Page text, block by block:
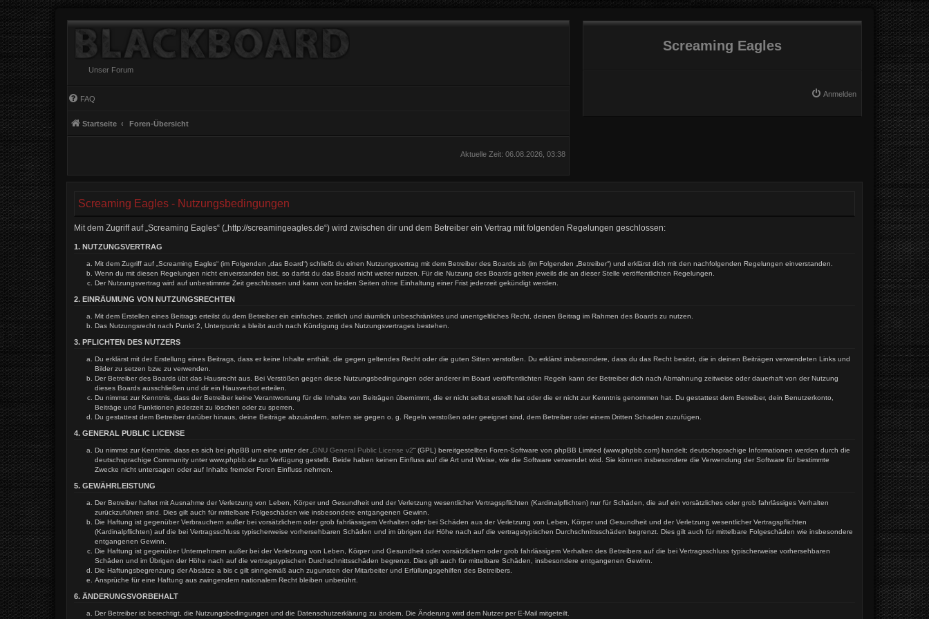
Unser Forum
Screaming Eagles
Anmelden
FAQ
Startseite Foren-Übersicht
Aktuelle Zeit: 06.08.2026, 03:38
Screaming Eagles - Nutzungsbedingungen
Mit dem Zugriff auf „Screaming Eagles“ („http://screamingeagles.de“) wird zwischen dir und dem Betreiber ein Vertrag mit folgenden Regelungen geschlossen:
1. NUTZUNGSVERTRAG
Mit dem Zugriff auf „Screaming Eagles“ (im Folgenden „das Board“) schließt du einen Nutzungsvertrag mit dem Betreiber des Boards ab (im Folgenden „Betreiber“) und erklärst dich mit den nachfolgenden Regelungen einverstanden.
Wenn du mit diesen Regelungen nicht einverstanden bist, so darfst du das Board nicht weiter nutzen. Für die Nutzung des Boards gelten jeweils die an dieser Stelle veröffentlichten Regelungen.
Der Nutzungsvertrag wird auf unbestimmte Zeit geschlossen und kann von beiden Seiten ohne Einhaltung einer Frist jederzeit gekündigt werden.
2. EINRÄUMUNG VON NUTZUNGSRECHTEN
Mit dem Erstellen eines Beitrags erteilst du dem Betreiber ein einfaches, zeitlich und räumlich unbeschränktes und unentgeltliches Recht, deinen Beitrag im Rahmen des Boards zu nutzen.
Das Nutzungsrecht nach Punkt 2, Unterpunkt a bleibt auch nach Kündigung des Nutzungsvertrages bestehen.
3. PFLICHTEN DES NUTZERS
Du erklärst mit der Erstellung eines Beitrags, dass er keine Inhalte enthält, die gegen geltendes Recht oder die guten Sitten verstoßen. Du erklärst insbesondere, dass du das Recht besitzt, die in deinen Beiträgen verwendeten Links und
Bilder zu setzen bzw. zu verwenden.
Der Betreiber des Boards übt das Hausrecht aus. Bei Verstößen gegen diese Nutzungsbedingungen oder anderer im Board veröffentlichten Regeln kann der Betreiber dich nach Abmahnung zeitweise oder dauerhaft von der Nutzung
dieses Boards ausschließen und dir ein Hausverbot erteilen.
Du nimmst zur Kenntnis, dass der Betreiber keine Verantwortung für die Inhalte von Beiträgen übernimmt, die er nicht selbst erstellt hat oder die er nicht zur Kenntnis genommen hat. Du gestattest dem Betreiber, dein Benutzerkonto,
Beiträge und Funktionen jederzeit zu löschen oder zu sperren.
Du gestattest dem Betreiber darüber hinaus, deine Beiträge abzuändern, sofern sie gegen o. g. Regeln verstoßen oder geeignet sind, dem Betreiber oder einem Dritten Schaden zuzufügen.
4. GENERAL PUBLIC LICENSE
Du nimmst zur Kenntnis, dass es sich bei phpBB um eine unter der „ GNU General Public License v2“ (GPL) bereitgestellten Foren-Software von phpBB Limited (www.phpbb.com) handelt; deutschsprachige Informationen werden durch die
deutschsprachige Community unter www.phpbb.de zur Verfügung gestellt. Beide haben keinen Einfluss auf die Art und Weise, wie die Software verwendet wird. Sie können insbesondere die Verwendung der Software für bestimmte
Zwecke nicht untersagen oder auf Inhalte fremder Foren Einfluss nehmen.
5. GEWÄHRLEISTUNG
Der Betreiber haftet mit Ausnahme der Verletzung von Leben, Körper und Gesundheit und der Verletzung wesentlicher Vertragspflichten (Kardinalpflichten) nur für Schäden, die auf ein vorsätzliches oder grob fahrlässiges Verhalten
zurückzuführen sind. Dies gilt auch für mittelbare Folgeschäden wie insbesondere entgangenen Gewinn.
Die Haftung ist gegenüber Verbrauchern außer bei vorsätzlichem oder grob fahrlässigem Verhalten oder bei Schäden aus der Verletzung von Leben, Körper und Gesundheit und der Verletzung wesentlicher Vertragspflichten
(Kardinalpflichten) auf die bei Vertragsschluss typischerweise vorhersehbaren Schäden und im übrigen der Höhe nach auf die vertragstypischen Durchschnittsschäden begrenzt. Dies gilt auch für mittelbare Folgeschäden wie insbesondere
entgangenen Gewinn.
Die Haftung ist gegenüber Unternehmern außer bei der Verletzung von Leben, Körper und Gesundheit oder vorsätzlichem oder grob fahrlässigem Verhalten des Betreibers auf die bei Vertragsschluss typischerweise vorhersehbaren
Schäden und im Übrigen der Höhe nach auf die vertragstypischen Durchschnittsschäden begrenzt. Dies gilt auch für mittelbare Schäden, insbesondere entgangenen Gewinn.
Die Haftungsbegrenzung der Absätze a bis c gilt sinngemäß auch zugunsten der Mitarbeiter und Erfüllungsgehilfen des Betreibers.
Ansprüche für eine Haftung aus zwingendem nationalem Recht bleiben unberührt.
6. ÄNDERUNGSVORBEHALT
Der Betreiber ist berechtigt, die Nutzungsbedingungen und die Datenschutzerklärung zu ändern. Die Änderung wird dem Nutzer per E-Mail mitgeteilt.